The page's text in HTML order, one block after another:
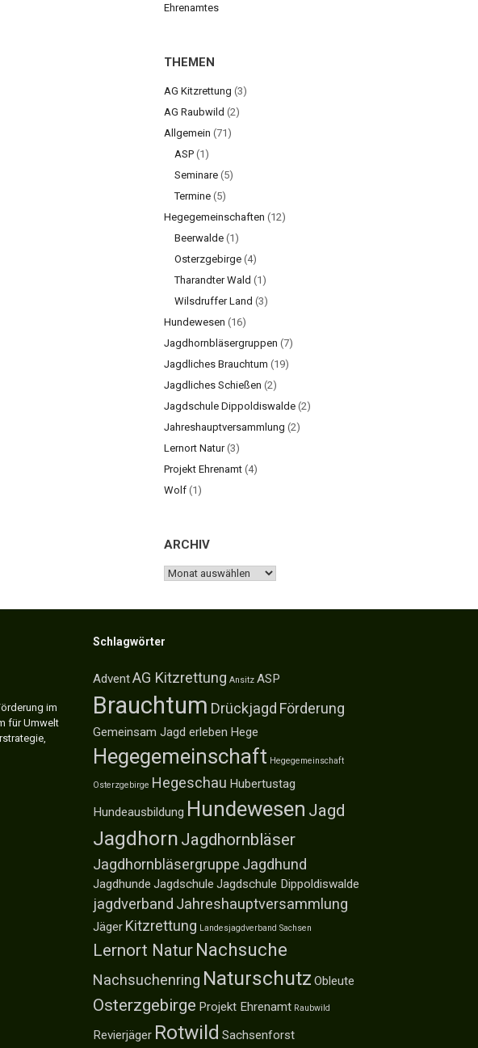
Ehrenamtes
THEMEN
AG Kitzrettung (3)
AG Raubwild (2)
Allgemein (71)
ASP (1)
Seminare (5)
Termine (5)
Hegegemeinschaften (12)
Beerwalde (1)
Osterzgebirge (4)
Tharandter Wald (1)
Wilsdruffer Land (3)
Hundewesen (16)
Jagdhornbläsergruppen (7)
Jagdliches Brauchtum (19)
Jagdliches Schießen (2)
Jagdschule Dippoldiswalde (2)
Jahreshauptversammlung (2)
Lernort Natur(3)
Projekt Ehrenamt (4)
Wolf (1)
ARCHIV
ARCHIV
im
für Umwelt
Schlagwörter
AdventAG Kitzrettung Ansitz ASP
Brauchtum Drückjagd Förderung
Gemeinsam Jagd erleben Hege
Hegegemeinschaft Hegegemeinschaft
Osterzgebirge Hegeschau Hubertustag
Hundeausbildung Hundewesen Jagd
Jagdhorn Jagdhornbläser
Jagdhornbläsergruppe Jagdhund
Jagdhunde Jagdschule Jagdschule Dippoldiswalde
jagdverband Jahreshauptversammlung
Jäger Kitzrettung Landesjagdverband Sachsen
Lernort Natur Nachsuche
Nachsuchenring Naturschutz Obleute
Osterzgebirge Projekt Ehrenamt Raubwild
Revierjäger Rotwild Sachsenforst